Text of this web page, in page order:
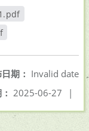
期： Invalid date
2025-06-27 |